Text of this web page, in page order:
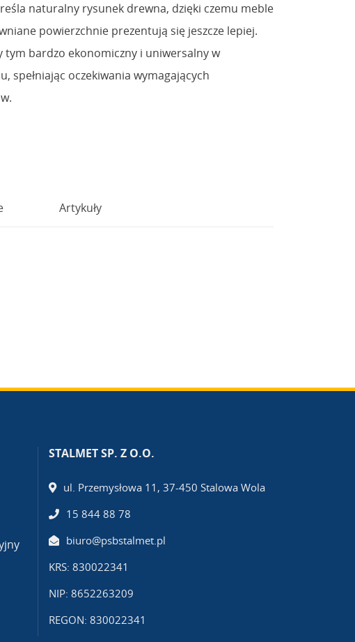
naturalny rysunek drewna, dzięki czemu meble
powierzchnie prezentują się jeszcze lepiej.
tym bardzo ekonomiczny i uniwersalny w
spełniając oczekiwania wymagających
Artykuły
STALMET SP. Z O.O.
ul. Przemysłowa 11, 37-450 Stalowa Wola
15 844 88 78
biuro@psbstalmet.pl
KRS: 830022341
NIP: 8652263209
REGON: 830022341